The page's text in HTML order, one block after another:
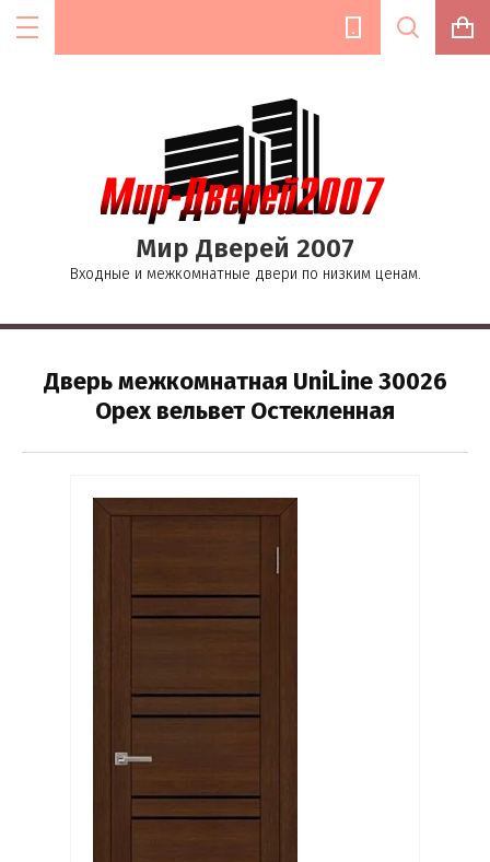
Мир Дверей 2007
Входные и межкомнатные двери по низким ценам.
Дверь межкомнатная UniLine 30026
Орех вельвет Остекленная
Цена (руб.):
Название:
Текст:
Выберите...